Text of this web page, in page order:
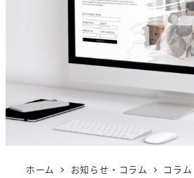
ホーム お知らせ・コラム コラム